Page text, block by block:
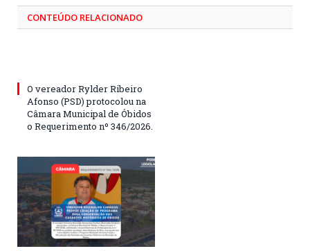
CONTEÚDO RELACIONADO
O vereador Rylder Ribeiro
Afonso (PSD) protocolou na
Câmara Municipal de Óbidos
o Requerimento nº 346/2026.